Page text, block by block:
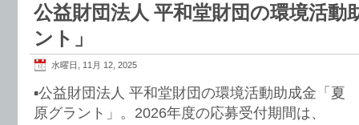
公益財団法人 平和堂財団の環境活動
ント」
水曜日, 11月 12, 2025
▪️公益財団法人 平和堂財団の環境活動助成金「夏
原グラント」。2026年度の応募受付期間は、